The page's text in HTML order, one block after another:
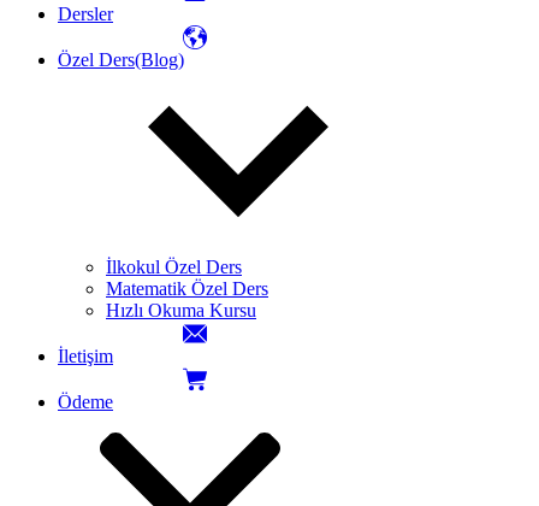
Dersler
Özel Ders(Blog)
İlkokul Özel Ders
Matematik Özel Ders
Hızlı Okuma Kursu
İletişim
Ödeme